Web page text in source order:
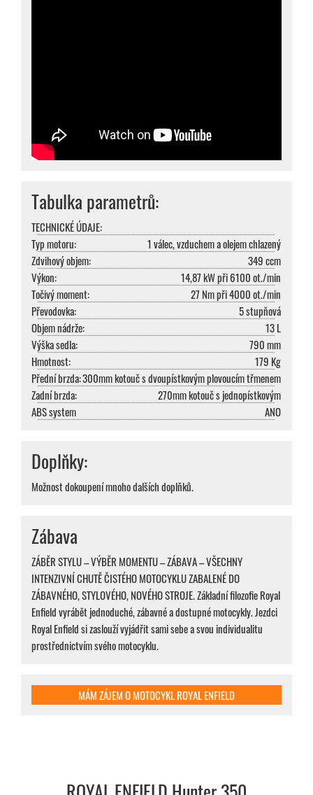
MÁM ZÁJEM O MOTOCYKL ROYAL ENFIELD
Zábava
ZÁBĚR STYLU – VÝBĚR MOMENTU – ZÁBAVA – VŠECHNY
INTENZIVNÍ CHUTĚ ČISTÉHO MOTOCYKLU ZABALENÉ DO
ZÁBAVNÉHO, STYLOVÉHO, NOVÉHO STROJE. Základní filozofie Royal
Enfield vyrábět jednoduché, zábavné a dostupné motocykly. Jezdci
Royal Enfield si zaslouží vyjádřit sami sebe a svou individualitu
prostřednictvím svého motocyklu.
Doplňky:
Možnost dokoupení mnoho dalších doplňků.
Tabulka parametrů:
TECHNICKÉ ÚDAJE:
Typ motoru:
1 válec, vzduchem a olejem chlazený
Zdvihový objem:
349 ccm
Výkon:
14,87 kW při 6100 ot./min
Točivý moment:
27 Nm při 4000 ot./min
Převodovka:
5 stupňová
Objem nádrže:
13 L
Výška sedla:
790 mm
Hmotnost:
179 Kg
Přední brzda:300mm kotouč s dvoupístkovým plovoucím třmenem
Zadní brzda:
270mm kotouč s jednopístkovým
ABS system
ANO